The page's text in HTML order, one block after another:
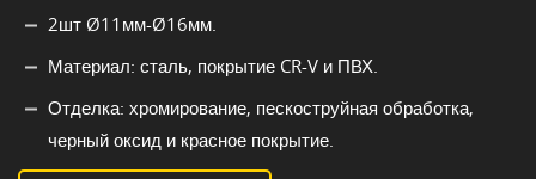
2шт Ø11мм-Ø16мм.
Материал: сталь, покрытие CR-V и ПВХ.
Отделка: хромирование, пескоструйная обработка,
черный оксид и красное покрытие.